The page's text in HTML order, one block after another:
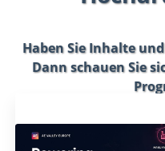
Haben Sie Inhalte
Dann schauen Sie